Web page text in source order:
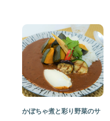
かぼちゃ煮と彩り野菜のサ